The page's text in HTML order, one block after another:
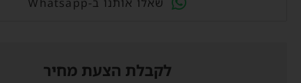
לקבלת הצעת מחיר